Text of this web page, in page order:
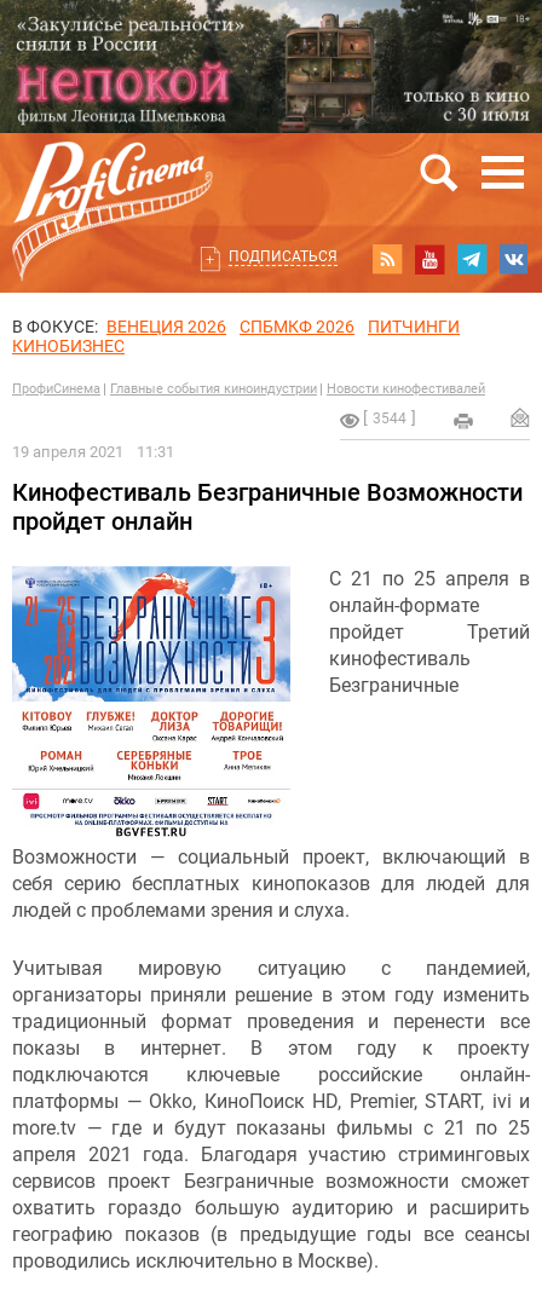
ПОДПИСАТЬСЯ
В ФОКУСЕ: ВЕНЕЦИЯ 2026 СПБМКФ 2026
ПИТЧИНГИ
КИНОБИЗНЕС
ПрофиСинема Главные события киноиндустрии Новости кинофестивалей
3544
19 апреля 2021 11:31
Кинофестиваль Безграничные Возможности
пройдет онлайн
С 21 по 25 апреля в
онлайн-формате
пройдет Третий
кинофестиваль
Безграничные
Возможности — социальный проект, включающий в
себя серию бесплатных кинопоказов для людей для
людей с проблемами зрения и слуха.
Учитывая мировую ситуацию с пандемией,
организаторы приняли решение в этом году изменить
традиционный формат проведения и перенести все
показы в интернет. В этом году к проекту
подключаются ключевые российские онлайн-
платформы — Okko, КиноПоиск HD, Premier, START, ivi и
more.tv — где и будут показаны фильмы с 21 по 25
апреля 2021 года. Благодаря участию стриминговых
сервисов проект Безграничные возможности сможет
охватить гораздо большую аудиторию и расширить
географию показов (в предыдущие годы все сеансы
проводились исключительно в Москве).